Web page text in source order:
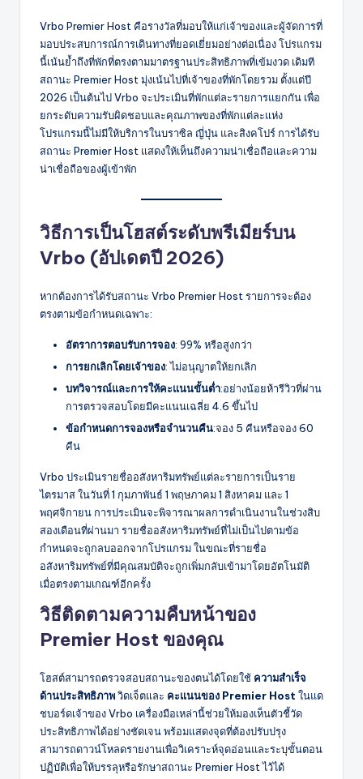
Vrbo Premier Host คือรางวัลที่มอบให้แก่เจ้าของและผู้จัดการที่
มอบประสบการณ์การเดินทางที่ยอดเยี่ยมอย่างต่อเนื่อง โปรแกรม
นี้เน้นย้ำถึงที่พักที่ตรงตามมาตรฐานประสิทธิภาพที่เข้มงวด เดิมที
สถานะ Premier Host มุ่งเน้นไปที่เจ้าของที่พักโดยรวม ตั้งแต่ปี
2026 เป็นต้นไป Vrbo จะประเมินที่พักแต่ละรายการแยกกัน เพื่อ
ยกระดับความรับผิดชอบและคุณภาพของที่พักแต่ละแห่ง
โปรแกรมนี้ไม่มีให้บริการในบราซิล ญี่ปุ่น และสิงคโปร์ การได้รับ
สถานะ Premier Host แสดงให้เห็นถึงความน่าเชื่อถือและความ
น่าเชื่อถือของผู้เข้าพัก
วิธีการเป็นโฮสต์ระดับพรีเมียร์บน
Vrbo (อัปเดตปี 2026)
หากต้องการได้รับสถานะ Vrbo Premier Host รายการจะต้อง
ตรงตามข้อกำหนดเฉพาะ:
อัตราการตอบรับการจอง: 99% หรือสูงกว่า
การยกเลิกโดยเจ้าของ: ไม่อนุญาตให้ยกเลิก
บทวิจารณ์และการให้คะแนนขั้นต่ำ:อย่างน้อยห้ารีวิวที่ผ่าน
การตรวจสอบโดยมีคะแนนเฉลี่ย 4.6 ขึ้นไป
ข้อกำหนดการจองหรือจำนวนคืน:จอง 5 คืนหรือจอง 60
คืน
Vrbo ประเมินรายชื่ออสังหาริมทรัพย์แต่ละรายการเป็นราย
ไตรมาส ในวันที่ 1 กุมภาพันธ์ 1 พฤษภาคม 1 สิงหาคม และ 1
พฤศจิกายน การประเมินจะพิจารณาผลการดำเนินงานในช่วงสิบ
สองเดือนที่ผ่านมา รายชื่ออสังหาริมทรัพย์ที่ไม่เป็นไปตามข้อ
กำหนดจะถูกลบออกจากโปรแกรม ในขณะที่รายชื่อ
อสังหาริมทรัพย์ที่มีคุณสมบัติจะถูกเพิ่มกลับเข้ามาโดยอัตโนมัติ
เมื่อตรงตามเกณฑ์อีกครั้ง
วิธีติดตามความคืบหน้าของ
Premier Host ของคุณ
โฮสต์สามารถตรวจสอบสถานะของตนได้โดยใช้ ความสำเร็จ
ด้านประสิทธิภาพวิดเจ็ตและ คะแนนของ Premier Host ในแด
ชบอร์ดเจ้าของ Vrbo เครื่องมือเหล่านี้ช่วยให้มองเห็นตัวชี้วัด
ประสิทธิภาพได้อย่างชัดเจน พร้อมแสดงจุดที่ต้องปรับปรุง
สามารถดาวน์โหลดรายงานเพื่อวิเคราะห์จุดอ่อนและระบุขั้นตอน
ปฏิบัติเพื่อให้บรรลุหรือรักษาสถานะ Premier Host ไว้ได้